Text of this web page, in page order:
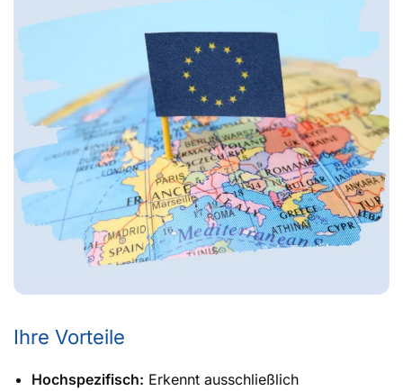
Ihre Vorteile
Hochspezifisch: Erkennt ausschließlich